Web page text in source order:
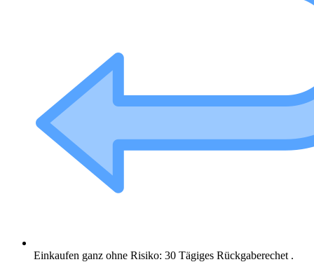
Einkaufen ganz ohne Risiko: 30 Tägiges Rückgaberechet .